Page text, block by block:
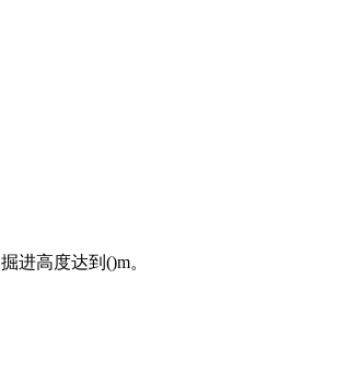
进高度达到()m。